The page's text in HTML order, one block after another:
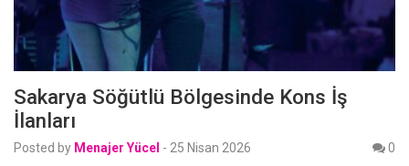
Sakarya Söğütlü Bölgesinde Kons İş
İlanları
Posted by Menajer Yücel - 25 Nisan 2026
0